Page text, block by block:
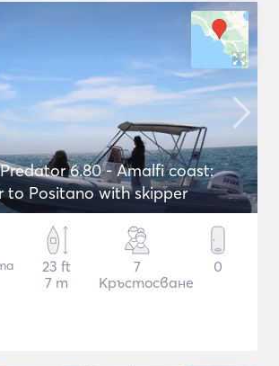
6.80 - Amalfi coast:
to Positano with skipper
23 ft
7 m
7
Кръстосване
0